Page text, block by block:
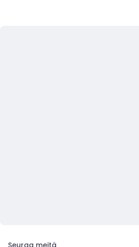
Seuraa meitä